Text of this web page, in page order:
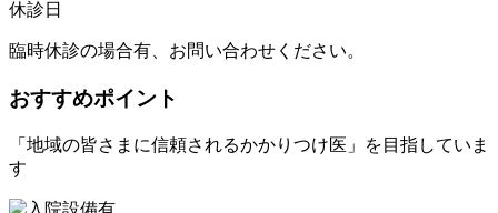
休診日
臨時休診の場合有、お問い合わせください。
おすすめポイント
「地域の皆さまに信頼されるかかりつけ医」を目指していま
す